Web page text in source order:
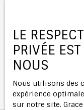
politique de
LE
PRIVÉE
NOUS
Nous utilisons des
expérience
sur notre site.